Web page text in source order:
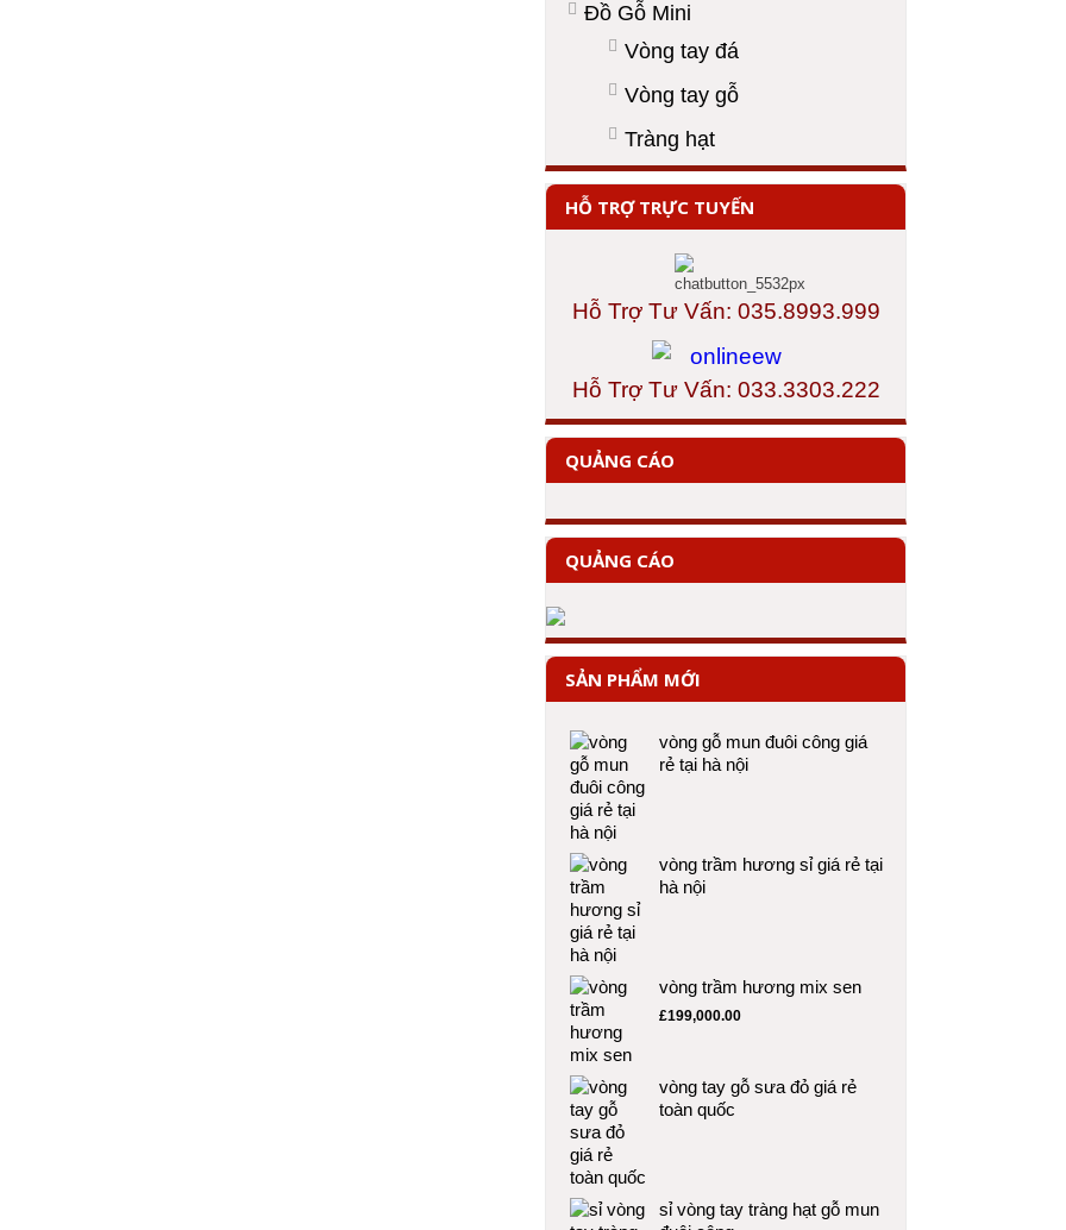
Đồ Gỗ Mini
Vòng tay đá
Vòng tay gỗ
Tràng hạt
HỖ TRỢ TRỰC TUYẾN
Hỗ Trợ Tư Vấn: 035.8993.999
Hỗ Trợ Tư Vấn: 033.3303.222
QUẢNG CÁO
QUẢNG CÁO
SẢN PHẨM MỚI
vòng gỗ mun đuôi công giá
rẻ tại hà nội
vòng trầm hương sỉ giá rẻ tại
hà nội
vòng trầm hương mix sen
£199,000.00
vòng tay gỗ sưa đỏ giá rẻ
toàn quốc
sỉ vòng tay tràng hạt gỗ mun